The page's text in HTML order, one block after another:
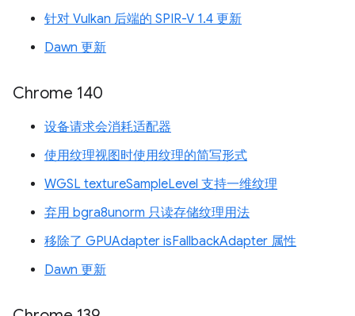
针对 Vulkan 后端的 SPIR-V 1.4 更新
Dawn 更新
Chrome 140
设备请求会消耗适配器
使用纹理视图时使用纹理的简写形式
WGSL textureSampleLevel 支持一维纹理
弃用 bgra8unorm 只读存储纹理用法
移除了 GPUAdapter isFallbackAdapter 属性
Dawn 更新